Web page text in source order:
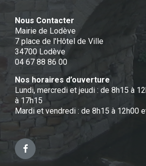
Nous Contacter
Mairie de Lodève
7 place de l'Hôtel de Ville
34700 Lodève
04 67 88 86 00
Nos horaires d’ouverture
Lundi, mercredi et jeudi : de 8h15 à
à 17h15
Mardi et vendredi : de 8h15 à 12h00
Facebook